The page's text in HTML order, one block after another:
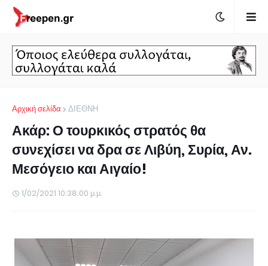
Αρχική σελίδα ΔΙΕΘΝΗ
Ακάρ: Ο τουρκικός στρατός θα
συνεχίσει να δρα σε Λιβύη, Συρία, Αν.
Μεσόγειο και Αιγαίο!
1/02/2021 10:38:00 μ.μ.